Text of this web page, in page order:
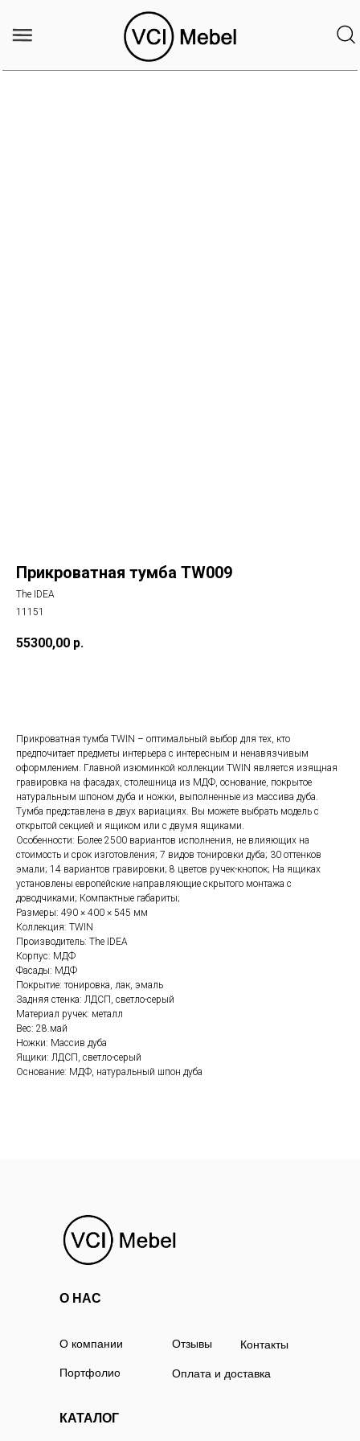
Прикроватная тумба TW009
The IDEA
11151
55300,00 р.
Прикроватная тумба TWIN – оптимальный выбор для тех, кто
предпочитает предметы интерьера с интересным и ненавязчивым
оформлением. Главной изюминкой коллекции TWIN является изящная
гравировка на фасадах, столешница из МДФ, основание, покрытое
натуральным шпоном дуба и ножки, выполненные из массива дуба.
Тумба представлена в двух вариациях. Вы можете выбрать модель с
открытой секцией и ящиком или с двумя ящиками.
Особенности: Более 2500 вариантов исполнения, не влияющих на
стоимость и срок изготовления; 7 видов тонировки дуба; 30 оттенков
эмали; 14 вариантов гравировки; 8 цветов ручек-кнопок; На ящиках
установлены европейские направляющие скрытого монтажа с
доводчиками; Компактные габариты;
Размеры: 490 × 400 × 545 мм
Коллекция: TWIN
Производитель: The IDEA
Корпус: МДФ
Фасады: МДФ
Покрытие: тонировка, лак, эмаль
Задняя стенка: ЛДСП, светло-серый
Материал ручек: металл
Вес: 28.май
Ножки: Массив дуба
Ящики: ЛДСП, светло-серый
Основание: МДФ, натуральный шпон дуба
О компании
О НАС
КАТАЛОГ
Портфолио
Контакты
Отзывы
Оплата и доставка